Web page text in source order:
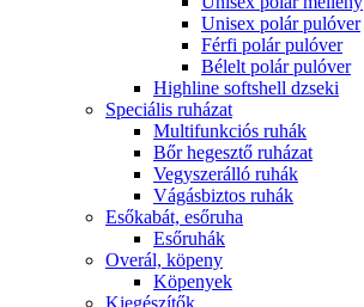
Unisex polár pulóver
Férfi polár pulóver
Bélelt polár pulóver
Highline softshell dzseki
Speciális ruházat
Multifunkciós ruhák
Bőr hegesztő ruházat
Vegyszerálló ruhák
Vágásbiztos ruhák
Esőkabát, esőruha
Esőruhák
Overál, köpeny
Köpenyek